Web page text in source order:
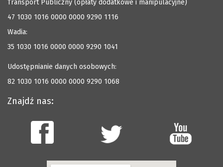
Transport Publiczny (opłaty dodatkowe i manipulacyjne)
47 1030 1016 0000 0000 9290 1116
Wadia:
35 1030 1016 0000 0000 9290 1041
Udostępnianie danych osobowych:
82 1030 1016 0000 0000 9290 1068
Znajdź nas: